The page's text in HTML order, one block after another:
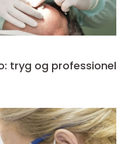
tryg og professionel